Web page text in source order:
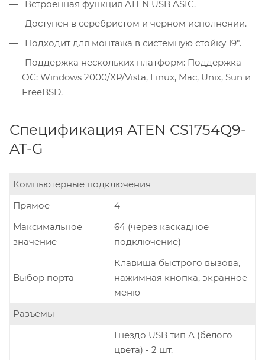
Встроенная функция ATEN USB ASIC.
Доступен в серебристом и черном исполнении.
Подходит для монтажа в системную стойку 19".
Поддержка нескольких платформ: Поддержка
ОС: Windows 2000/XP/Vista, Linux, Mac, Unix, Sun и
FreeBSD.
Спецификация ATEN CS1754Q9-
AT-G
Компьютерные подключения
Прямое
4
Максимальное
значение
64 (через каскадное
подключение)
Выбор порта
Клавиша быстрого вызова,
нажимная кнопка, экранное
меню
Разъемы
Гнездо USB тип А (белого
цвета) - 2 шт.